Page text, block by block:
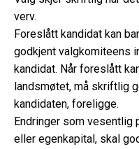
verv.
Foreslått kandidat kan
godkjent valgkomiteens
kandidat. Når foreslått
landsmøtet, må skriftlig
kandidaten, foreligge.
Endringer som vesentlig
eller egenkapital, skal